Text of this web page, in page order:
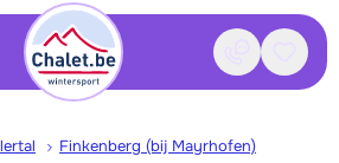
Contact
Finkenberg (bij Mayrhofen)